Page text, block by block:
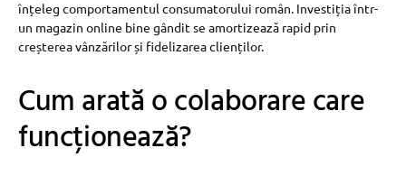
înțeleg comportamentul consumatorului român. Investiția într-
un magazin online bine gândit se amortizează rapid prin
creșterea vânzărilor și fidelizarea clienților.
Cum arată o colaborare care
funcționează?